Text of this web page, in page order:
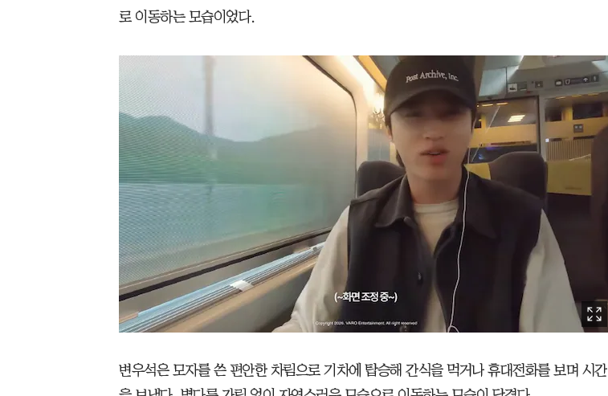
로 이동하는 모습이었다.
변우석은 모자를 쓴 편안한 차림으로 기차에 탑승해 간식을 먹거나 휴대전화를 보며 시간